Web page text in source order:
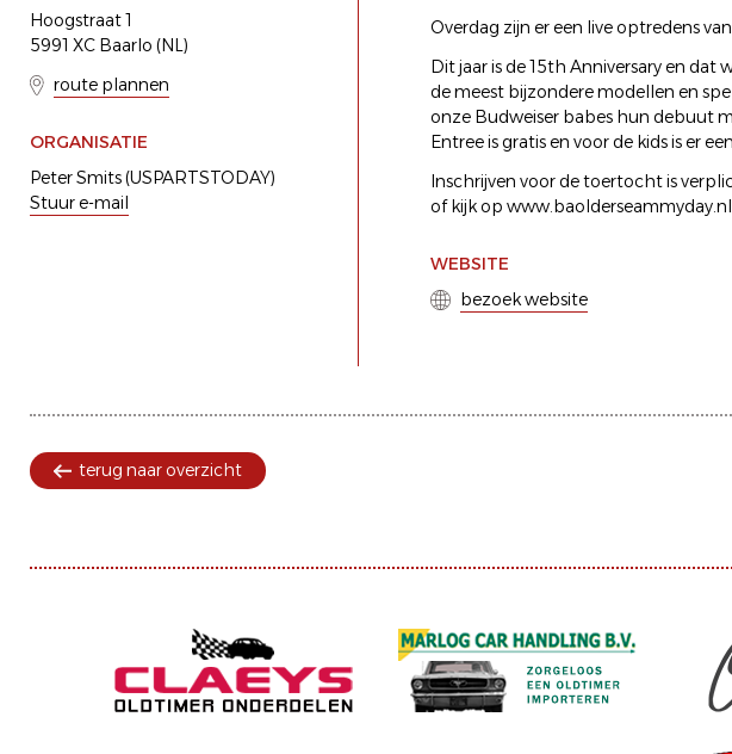
Hoogstraat 1
5991 XC Baarlo (NL)
route plannen
ORGANISATIE
Peter Smits (USPARTSTODAY)
Stuur e-mail
Overdag zijn er een live optredens
Dit jaar is de 15th Anniversary en dat
de meest bijzondere modellen en
onze Budweiser babes hun debuut
Entree is gratis en voor de kids is er
Inschrijven voor de toertocht is
of kijk op
WEBSITE
bezoek website
terug naar overzicht